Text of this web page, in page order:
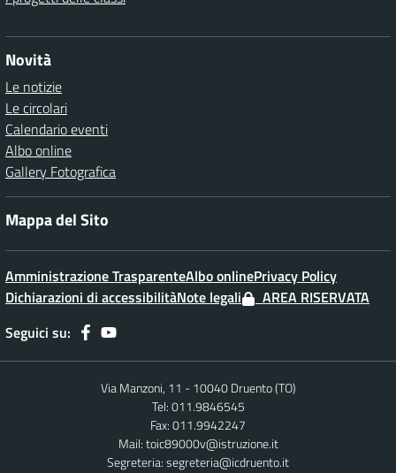
Novità
Le notizie
Le circolari
Calendario eventi
Albo online
Gallery Fotografica
Mappa del Sito
Amministrazione TrasparenteAlbo onlinePrivacy Policy
Dichiarazioni di accessibilitàNote legali
AREA RISERVATA
Seguici su:
Via Manzoni, 11 - 10040 Druento (TO)
Tel: 011.9846545
Fax: 011.9942247
Mail:toic89000v@istruzione.it
Segreteria:segreteria@icdruento.it